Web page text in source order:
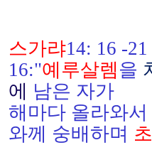
스가랴14: 16 -21
16:"예루살렘을
에
남은 자가
해마다 올라와
와께 숭배하며